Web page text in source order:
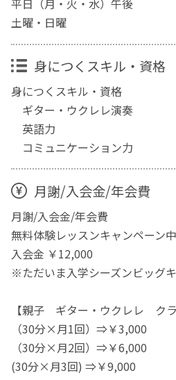
平日（月・火・水）午後
土曜・日曜
身につくスキル・資格
身につくスキル・資格
ギター・ウクレレ演奏
英語力
コミュニケーション力
月謝/入会金/年会費
月謝/入会金/年会費
無料体験レッスンキャンペーン中
入会金 ￥12,000
※ただいま入学シーズンビッグ
【親子 ギター・ウクレレ クラ
（30分×月1回）⇒￥3,000
（30分×月2回）⇒￥6,000
(30分×月3回) ⇒￥9,000